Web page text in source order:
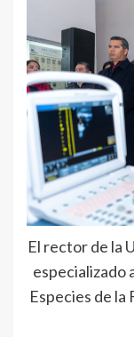
El rector de la
especializado
Especies de